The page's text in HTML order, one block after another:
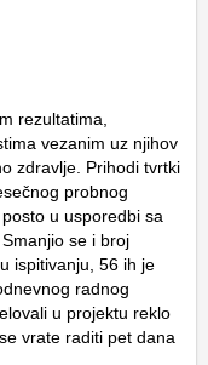
rezultatima,
vezanim uz njihov
zdravlje. Prihodi tvrtki
probnog
u usporedbi sa
se i broj
ispitivanju, 56 ih je
radnog
u projektu reklo
vrate raditi pet dana